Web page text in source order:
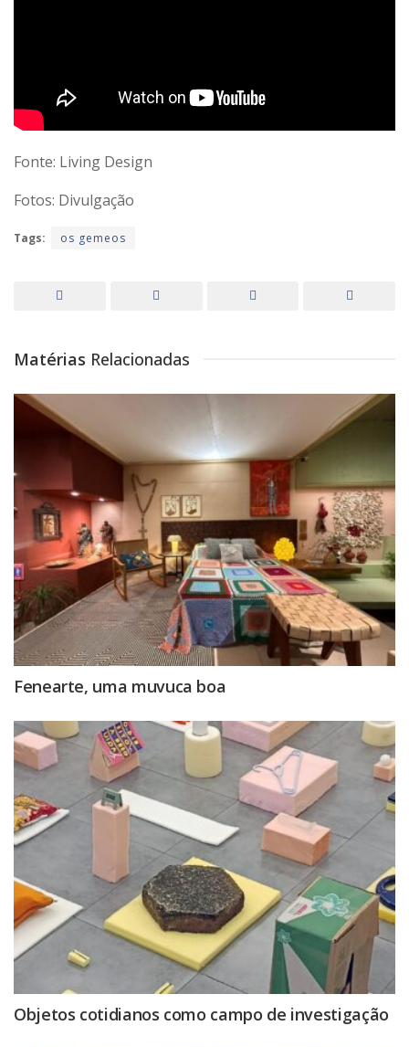
Fonte: Living Design
Fotos: Divulgação
Tags: os gemeos
Matérias Relacionadas
Fenearte, uma muvuca boa
Objetos cotidianos como campo de investigação